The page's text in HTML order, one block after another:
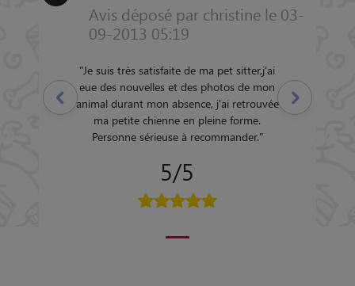
Avis déposé par christine le 03-
09-2013 05:19
"Je suis très satisfaite de ma pet sitter,j'ai
eue des nouvelles et des photos de mon
animal durant mon absence, j'ai retrouvée
ma petite chienne en pleine forme.
Personne sérieuse à recommander."
5/5
Précédent Suivant